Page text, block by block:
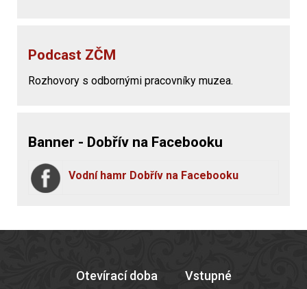
Podcast ZČM
Rozhovory s odbornými pracovníky muzea.
Banner - Dobřív na Facebooku
Vodní hamr Dobřív na Facebooku
Otevírací doba
Vstupné